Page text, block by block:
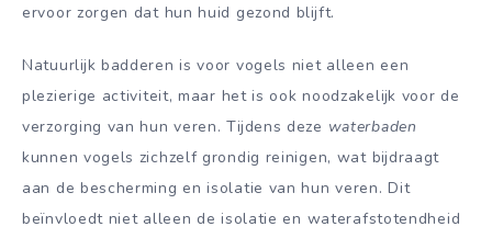
ervoor zorgen dat hun huid gezond blijft.
Natuurlijk badderen is voor vogels niet alleen een
plezierige activiteit, maar het is ook noodzakelijk voor de
verzorging van hun veren. Tijdens deze waterbaden
kunnen vogels zichzelf grondig reinigen, wat bijdraagt
aan de bescherming en isolatie van hun veren. Dit
beïnvloedt niet alleen de isolatie en waterafstotendheid